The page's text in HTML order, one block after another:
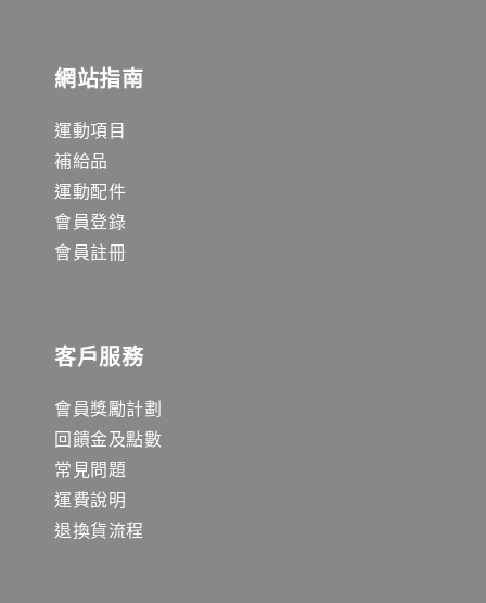
網站指南
運動項目
補給品
運動配件
會員登錄
會員註冊
客戶服務
會員獎勵計劃
回饋金及點數
常見問題
運費說明
退換貨流程